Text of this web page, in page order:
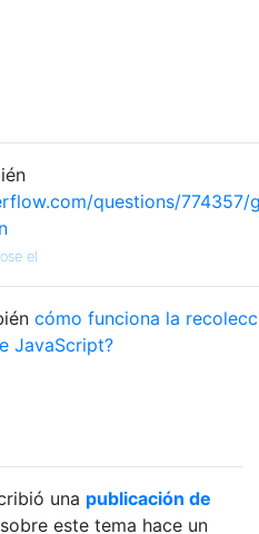
questions/774357/
el
cómo funciona la
JavaScript?
una publicación de
sobre este tema hace un